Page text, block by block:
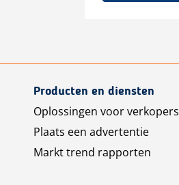
Producten en diensten
Oplossingen voor verkopers
Plaats een advertentie
Markt trend rapporten